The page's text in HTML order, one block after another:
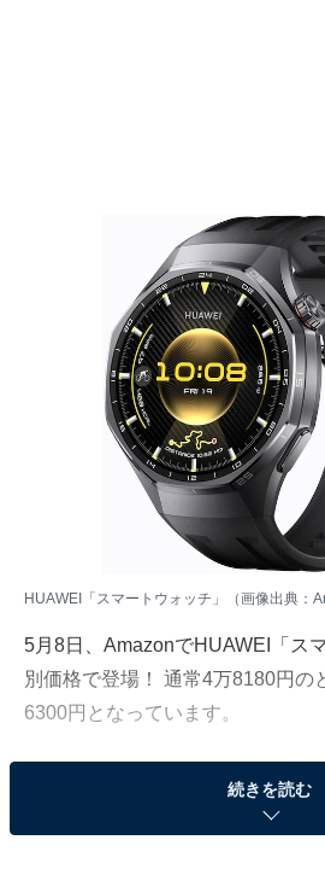
HUAWEI「スマートウォッチ」（画像出典：
5月8日、 AmazonでHUAWEI「ス
別価格で登場！ 通常4万8180円の
6300円となっています。
そのほかにも注目の商品がライン
で、あわせて紹介していきましょ
続きを読む